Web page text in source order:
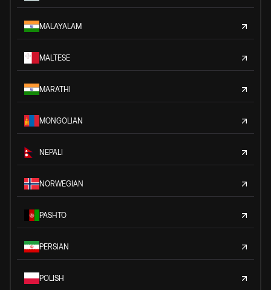
MALAYALAM
MALTESE
MARATHI
MONGOLIAN
NEPALI
NORWEGIAN
PASHTO
PERSIAN
POLISH